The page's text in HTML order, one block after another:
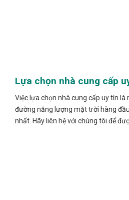
Lựa chọn nhà cung cấp
Việc lựa chọn nhà cung cấp uy tín
đường năng lượng mặt trời hàng
nhất. Hãy liên hệ với chúng tôi để